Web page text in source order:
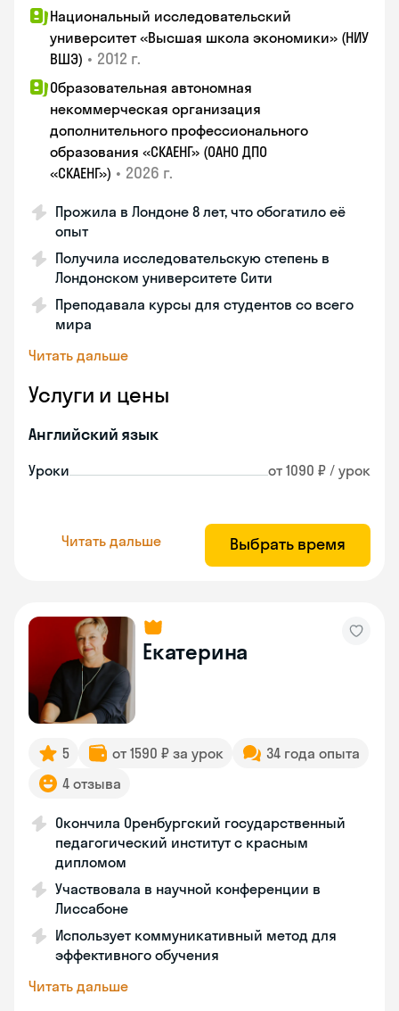
Национальный исследовательский
университет «Высшая школа экономики» (НИУ
ВШЭ) • 2012 г.
Образовательная автономная
некоммерческая организация
дополнительного профессионального
образования «СКАЕНГ» (ОАНО ДПО
«СКАЕНГ») • 2026 г.
Прожила в Лондоне 8 лет, что обогатило её
опыт
Получила исследовательскую степень в
Лондонском университете Сити
Преподавала курсы для студентов со всего
мира
Читать дальше
Услуги и цены
Английский язык
Уроки от 1090 ₽ / урок
Читать дальше Выбрать время
Екатерина
5 от 1590 ₽ за урок
34 года опыта
4 отзыва
Окончила Оренбургский государственный
педагогический институт с красным
дипломом
Участвовала в научной конференции в
Лиссабоне
Использует коммуникативный метод для
эффективного обучения
Читать дальше